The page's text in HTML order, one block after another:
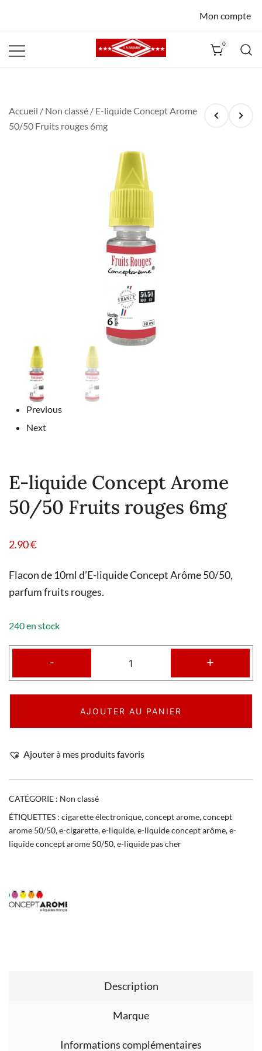
Mon compte
0
Accueil / Non classé / E-liquide Concept Arome
50/50 Fruits rouges 6mg
Previous
Next
E-liquide Concept Arome
50/50 Fruits rouges 6mg
2.90€
Flacon de 10ml d’E-liquide Concept Arôme 50/50,
parfum fruits rouges.
240 en stock
- +
AJOUTER AU PANIER
Ajouter à mes produits favoris
CATÉGORIE : Non classé
ÉTIQUETTES : cigarette électronique,concept arome,concept
arome 50/50,e-cigarette,e-liquide,e-liquide concept arôme,e-
liquide concept arome 50/50,e-liquide pas cher
Description
Marque
Informations complémentaires